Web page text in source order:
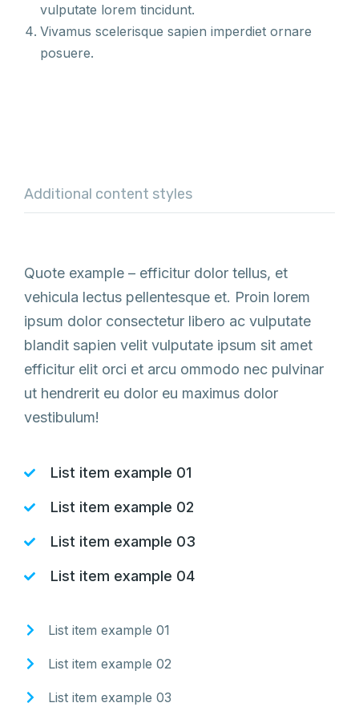
vulputate lorem tincidunt.
Vivamus scelerisque sapien imperdiet ornare
posuere.
Additional content styles
Quote example – efficitur dolor tellus, et
vehicula lectus pellentesque et. Proin lorem
ipsum dolor consectetur libero ac vulputate
blandit sapien velit vulputate ipsum sit amet
efficitur elit orci et arcu ommodo nec pulvinar
ut hendrerit eu dolor eu maximus dolor
vestibulum!
List item example 01
List item example 02
List item example 03
List item example 04
List item example 01
List item example 02
List item example 03